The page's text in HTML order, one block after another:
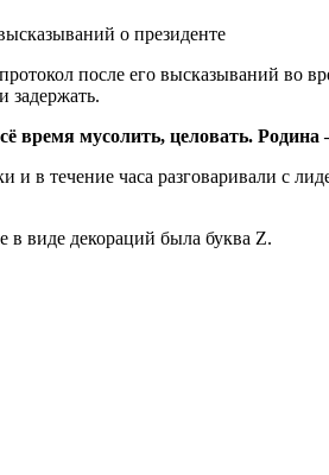
о президенте
после его высказываний во
задержать.
время мусолить, целовать.
и в течение часа разговаривали с
в виде декораций была буква Z.